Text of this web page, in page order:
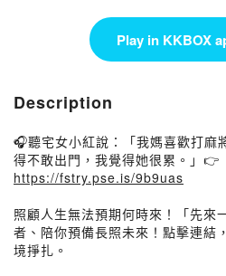
Play in KKBOX
Description
🎧聽宅女小紅說：「我媽喜歡打麻
得不敢出門，我覺得她很累。」👉
https://fstry.pse.is/9b9uas
照顧人生無法預期何時來！「先來
者、陪你預備長照未來！點擊連結
境掙扎。